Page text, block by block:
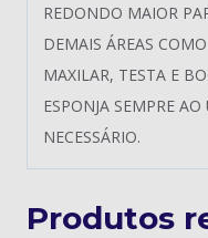
REDONDO MAIOR
DEMAIS ÁREAS
MAXILAR, TESTA E
ESPONJA SEMPRE
NECESSÁRIO.
Produtos